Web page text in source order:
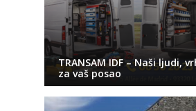
TRANSAM IDF – Naši ljudi,
za vaš posao